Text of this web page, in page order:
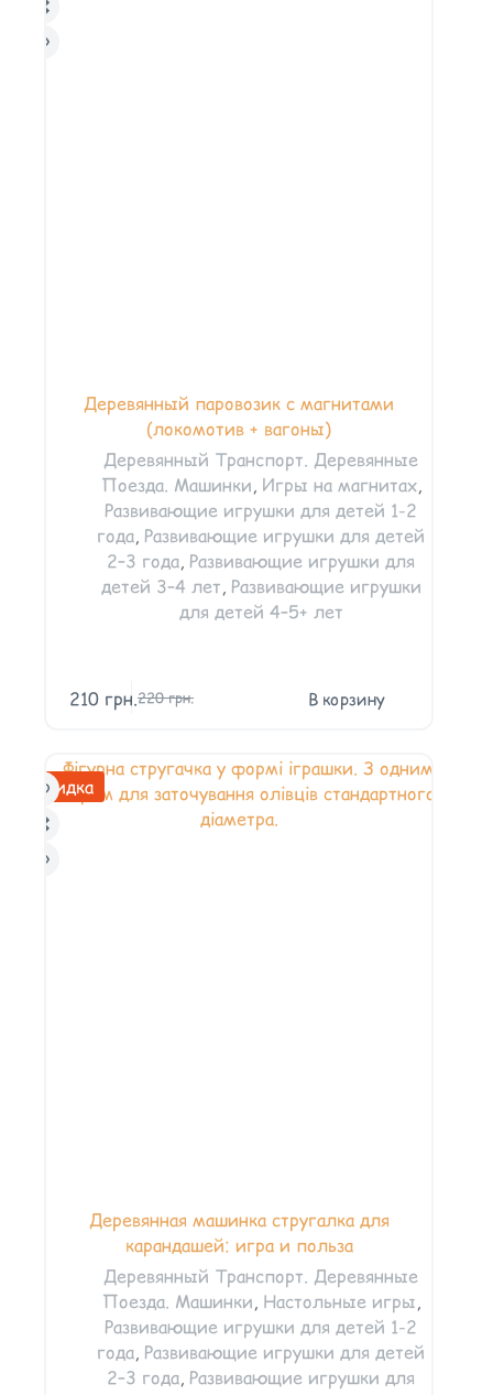
Деревянный паровозик с магнитами
(локомотив + вагоны)
Деревянный Транспорт. Деревянные
Поезда. Машинки, Игры на магнитах,
Развивающие игрушки для детей 1-2
года, Развивающие игрушки для детей
2–3 года, Развивающие игрушки для
детей 3–4 лет, Развивающие игрушки
для детей 4–5+ лет
220грн.
210 грн. В корзину
Скидка
Деревянная машинка стругалка для
карандашей: игра и польза
Деревянный Транспорт. Деревянные
Поезда. Машинки, Настольные игры,
Развивающие игрушки для детей 1-2
года, Развивающие игрушки для детей
2–3 года, Развивающие игрушки для